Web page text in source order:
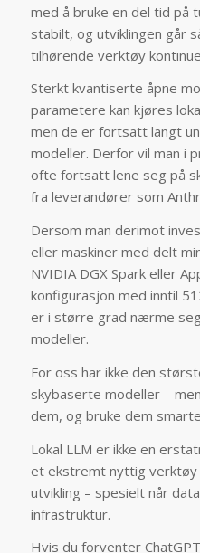
med å bruke en del tid på
stabilt, og utviklingen går
tilhørende verktøy
Sterkt kvantiserte åpne
parametere kan kjøres
men de er fortsatt langt
modeller. Derfor vil man i
ofte fortsatt lene seg på
fra leverandører som
Dersom man derimot
eller maskiner med delt
NVIDIA DGX Spark eller
konfigurasjon med inntil
er i større grad nærme
modeller.
For oss har ikke den
skybaserte modeller –
dem, og bruke dem
Lokal LLM er ikke en
et ekstremt nyttig
utvikling – spesielt når
infrastruktur.
Hvis du forventer